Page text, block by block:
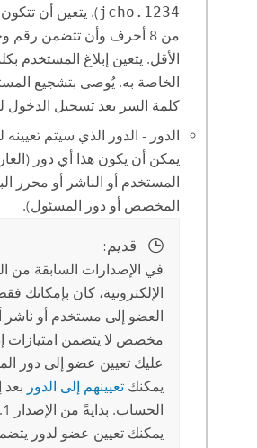
jcho.1234). يتعين أن
من 8 أحرف وأن تتضمن
الأقل. يتعين إبلاغ المستخدم
الخاصة به. يُوصى بتشجيع
كلمة السر بعد تسجيل الدخول
الدور - الدور الذي سيتم
يمكن أن يكون هذا أي دور
المستخدم أو الناشر أو محرر
المخصص أو دور المسئول).
قديم:
في الإصدارات السابقة من
الإلكترونية، كان بإمكانك
العضو إلى مستخدم أو ناشر
مخصص لا يتضمن امتيازات
عليك تعيين عضو إلى دور
يمكنكتعيينهم إلى الدور بعد
يمكنك تعيين عضو لدور